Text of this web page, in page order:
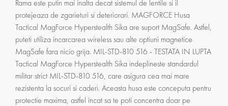
Rama este putin mai inalta decat sistemul de lentile si il
protejeaza de zgarieturi si deteriorari. MAGFORCE Husa
Tactical MagForce Hyperstealth Sika are suport MagSafe. Astfel,
puteti utiliza incarcarea wireless sau alte optiuni magnetice
MagSafe fara nicio grija. MIL-STD-810 516 - TESTATA IN LUPTA
Tactical MagForce Hyperstealth Sika indeplineste standardul
militar strict MIL-STD-810 516, care asigura cea mai mare
rezistenta la socuri si caderi. Aceasta husa este conceputa pentru
protectie maxima, astfel incat sa te poti concentra doar pe